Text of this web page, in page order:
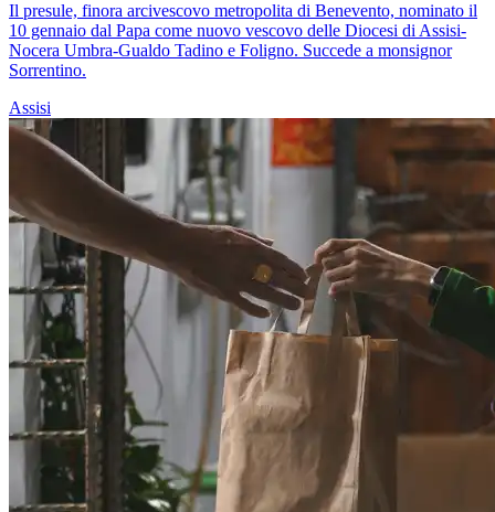
Il presule, finora arcivescovo metropolita di Benevento, nominato il
10 gennaio dal Papa come nuovo vescovo delle Diocesi di Assisi-
Nocera Umbra-Gualdo Tadino e Foligno. Succede a monsignor
Sorrentino.
Assisi